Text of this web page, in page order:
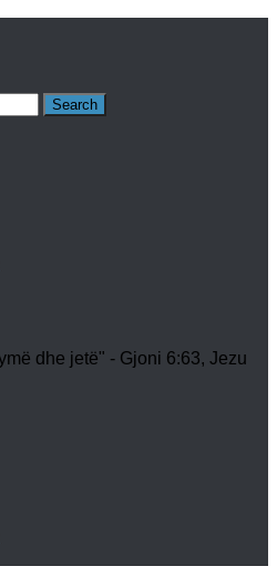
dhe jetë" - Gjoni 6:63, Jezu